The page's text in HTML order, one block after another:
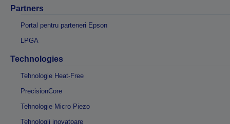
Partners
Portal pentru parteneri Epson
LPGA
Technologies
Tehnologie Heat-Free
PrecisionCore
Tehnologie Micro Piezo
Tehnologii inovatoare